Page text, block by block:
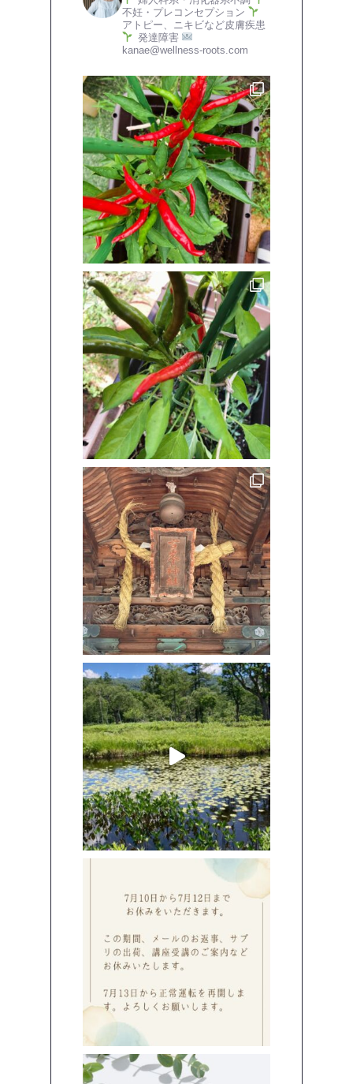
不妊・プレコンセプション
アトピー、ニキビなど皮膚疾患
発達障害
kanae@wellness-roots.com